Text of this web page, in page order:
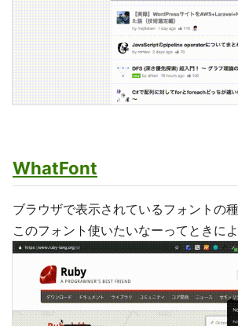
WhatFont
ブラウザで表示されているフォントの
このフォント使いたいなーってときによ